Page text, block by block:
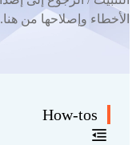
الأخطاء وإصلاحها من هنا.
How-tos